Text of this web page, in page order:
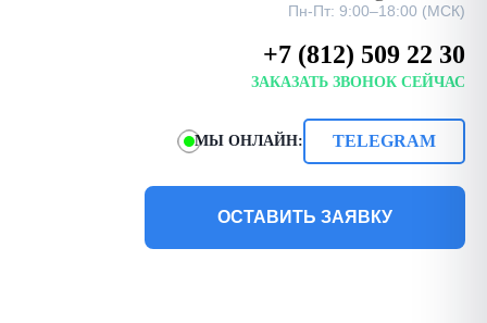
Пн-Пт: 9:00–18:00 (МСК)
+7 (812) 509 22 30
ЗАКАЗАТЬ ЗВОНОК СЕЙЧАС
МЫ ОНЛАЙН: TELEGRAM
ОСТАВИТЬ ЗАЯВКУ